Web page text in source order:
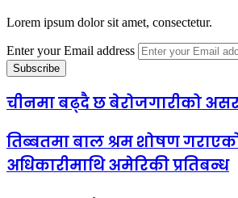
Lorem ipsum dolor sit amet, consectetur.
Enter your Email address
चीनमा बढ्दै छ बेरोजगारीको
तिब्बतमा बाल श्रम शोषण
अधिकारीमाथि अमेरिकी प्रतिबन्ध